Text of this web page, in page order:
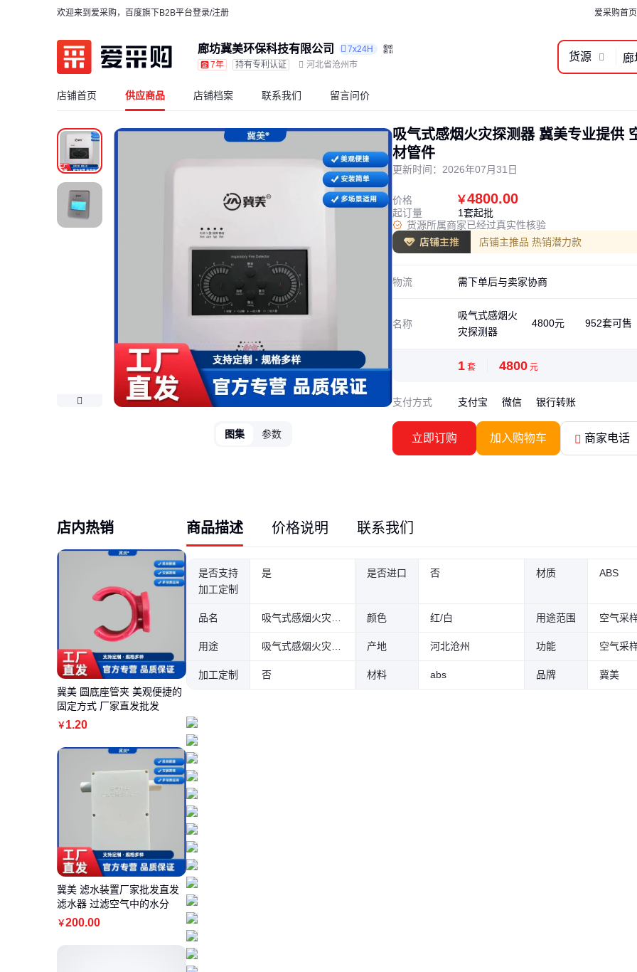
欢迎来到爱采购，百度旗下B2B平台登录/注册 爱采购首页
廊坊冀美环保科技有限公司
7x24H
7年
持有专利认证 河北省沧州市
货源
店铺首页 供应商品 店铺档案 联系我们 留言问价
图集 参数
吸气式感烟火灾探测器 冀美专业提供
材管件
更新时间： 2026年07月31日
价格 ￥4800.00
起订量
1套起批
货源所属商家已经过真实性核验
店铺主推品 热销潜力款
物流 需下单后与卖家协商
名称
吸气式感烟火
灾探测器
4800元 952套可售
1 套 4800 元
支付方式 支付宝 微信 银行转账
立即订购 加入购物车 商家电话
店内热销
冀美 圆底座管夹 美观便捷的
固定方式 厂家直发批发
￥1.20
冀美 滤水装置厂家批发直发
滤水器 过滤空气中的水分
￥200.00
商品描述 价格说明 联系我们
是否支持
加工定制
是 是否进口 否 材质 ABS
品名 颜色 红/白 用途范围 空气采
用途 产地 河北沧州 功能 空气采
加工定制 否 材料 abs 品牌 冀美